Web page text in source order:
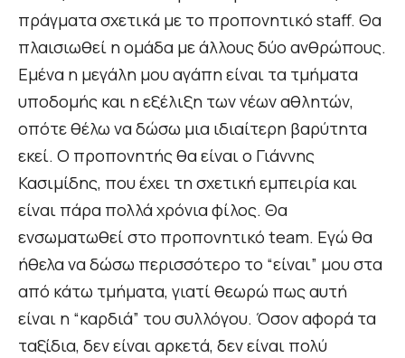
πράγματα σχετικά με το προπονητικό staff. Θα
πλαισιωθεί η ομάδα με άλλους δύο ανθρώπους.
Εμένα η μεγάλη μου αγάπη είναι τα τμήματα
υποδομής και η εξέλιξη των νέων αθλητών,
οπότε θέλω να δώσω μια ιδιαίτερη βαρύτητα
εκεί. Ο προπονητής θα είναι ο Γιάννης
Κασιμίδης, που έχει τη σχετική εμπειρία και
είναι πάρα πολλά χρόνια φίλος. Θα
ενσωματωθεί στο προπονητικό team. Εγώ θα
ήθελα να δώσω περισσότερο το “είναι” μου στα
από κάτω τμήματα, γιατί θεωρώ πως αυτή
είναι η “καρδιά” του συλλόγου. Όσον αφορά τα
ταξίδια, δεν είναι αρκετά, δεν είναι πολύ